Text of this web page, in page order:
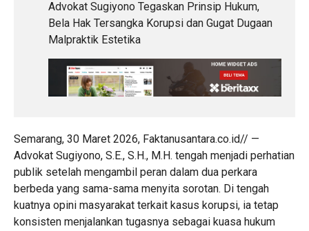
Advokat Sugiyono Tegaskan Prinsip Hukum,
Bela Hak Tersangka Korupsi dan Gugat Dugaan
Malpraktik Estetika
Semarang, 30 Maret 2026, Faktanusantara.co.id// —
Advokat Sugiyono, S.E., S.H., M.H. tengah menjadi perhatian
publik setelah mengambil peran dalam dua perkara
berbeda yang sama-sama menyita sorotan. Di tengah
kuatnya opini masyarakat terkait kasus korupsi, ia tetap
konsisten menjalankan tugasnya sebagai kuasa hukum